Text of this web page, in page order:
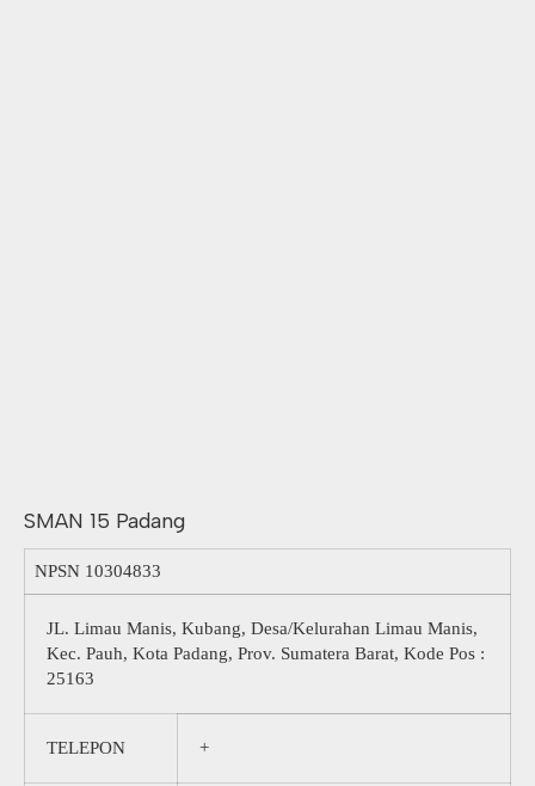
SMAN 15 Padang
NPSN 10304833
JL. Limau Manis, Kubang, Desa/Kelurahan Limau Manis,
Kec. Pauh, Kota Padang, Prov. Sumatera Barat, Kode Pos :
25163
TELEPON +